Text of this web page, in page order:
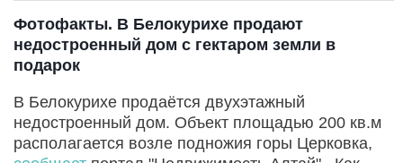
Фотофакты. В Белокурихе продают
недостроенный дом с гектаром земли в
подарок
В Белокурихе продаётся двухэтажный
недостроенный дом. Объект площадью 200 кв.м
располагается возле подножия горы Церковка,